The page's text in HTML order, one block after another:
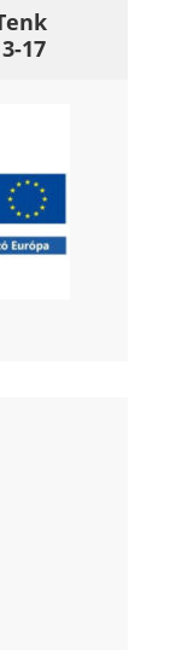
17